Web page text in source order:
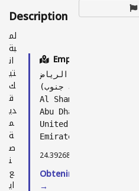
Description
لم
بة
ان
تي
ك
ق
دي
م
ة
ص
ن
ع
اي
Emplacement
مدينة الرياض
(الشامخة جنوب)
Al Shamkhah
Abu Dhabi
United Arab
Emirates
24.39268, 54.70779
Obtenir l'itinéraire
→